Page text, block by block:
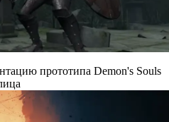
прототипа Demon's Souls